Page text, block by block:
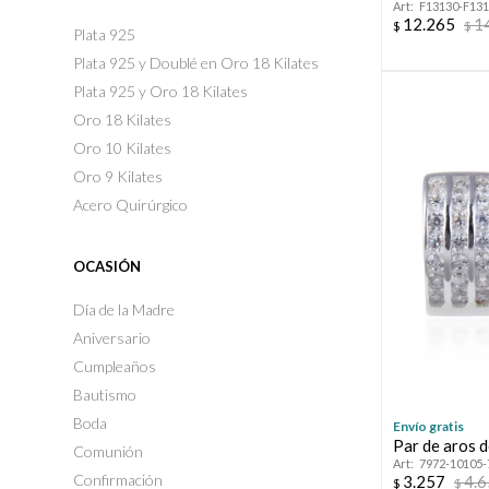
F13130-
$ 12.265 $
Envío gratis
Par de aros
7972-
$ 3.257 $
Plata 925
Plata 925 y Doublé en Oro 18 Kilates
Plata 925 y Oro 18 Kilates
Oro 18 Kilates
Oro 10 Kilates
Oro 9 Kilates
Acero Quirúrgico
OCASIÓN
Día de la Madre
Aniversario
Cumpleaños
Bautismo
Boda
Comunión
Confirmación